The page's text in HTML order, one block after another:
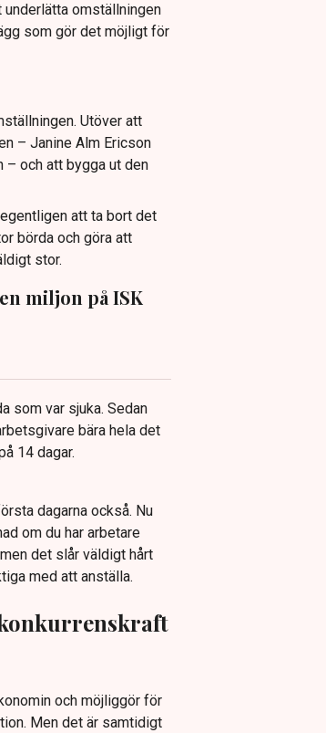
omställningen
som gör det möjligt för
Utöver att
– Janine Alm Ericson
– och att bygga ut den
att ta bort det
börda och göra att
stor.
miljon på ISK
som var sjuka. Sedan
bära hela det
14 dagar.
dagarna också. Nu
om du har arbetare
det slår väldigt hårt
med att anställa.
och möjliggör för
Men det är samtidigt